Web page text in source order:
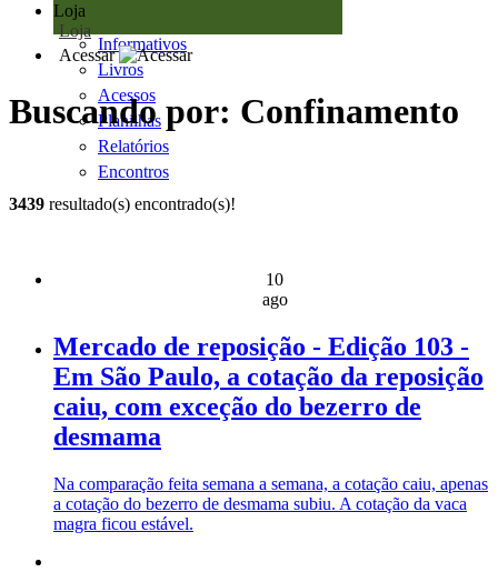
Loja
Loja
Informativos
Livros
Acessos
Planilhas
Relatórios
Encontros
Acessar
Buscando por: Confinamento
3439 resultado(s) encontrado(s)!
10
ago
Mercado de reposição - Edição 103 -
Em São Paulo, a cotação da reposição
caiu, com exceção do bezerro de
desmama
Na comparação feita semana a semana, a cotação caiu, apenas
a cotação do bezerro de desmama subiu. A cotação da vaca
magra ficou estável.